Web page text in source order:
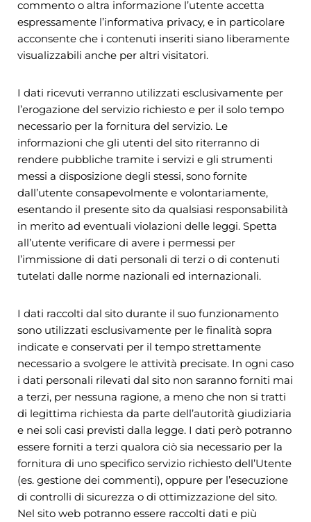
commento o altra informazione l’utente accetta
espressamente l’informativa privacy, e in particolare
acconsente che i contenuti inseriti siano liberamente
visualizzabili anche per altri visitatori.
I dati ricevuti verranno utilizzati esclusivamente per
l’erogazione del servizio richiesto e per il solo tempo
necessario per la fornitura del servizio. Le
informazioni che gli utenti del sito riterranno di
rendere pubbliche tramite i servizi e gli strumenti
messi a disposizione degli stessi, sono fornite
dall’utente consapevolmente e volontariamente,
esentando il presente sito da qualsiasi responsabilità
in merito ad eventuali violazioni delle leggi. Spetta
all’utente verificare di avere i permessi per
l’immissione di dati personali di terzi o di contenuti
tutelati dalle norme nazionali ed internazionali.
I dati raccolti dal sito durante il suo funzionamento
sono utilizzati esclusivamente per le finalità sopra
indicate e conservati per il tempo strettamente
necessario a svolgere le attività precisate. In ogni caso
i dati personali rilevati dal sito non saranno forniti mai
a terzi, per nessuna ragione, a meno che non si tratti
di legittima richiesta da parte dell’autorità giudiziaria
e nei soli casi previsti dalla legge. I dati però potranno
essere forniti a terzi qualora ciò sia necessario per la
fornitura di uno specifico servizio richiesto dell’Utente
(es. gestione dei commenti), oppure per l’esecuzione
di controlli di sicurezza o di ottimizzazione del sito.
Nel sito web potranno essere raccolti dati e più